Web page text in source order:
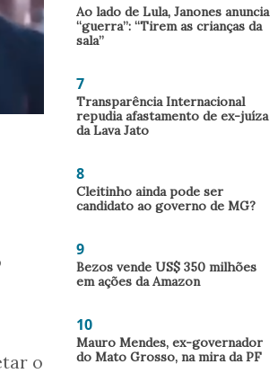
o
Ao lado de Lula, Janones anuncia
“guerra”: “Tirem as crianças da
sala”
7
Transparência Internacional
repudia afastamento de ex-juíza
da Lava Jato
8
Cleitinho ainda pode ser
candidato ao governo de MG?
9
Bezos vende US$ 350 milhões
em ações da Amazon
10
Mauro Mendes, ex-governador
do Mato Grosso, na mira da PF